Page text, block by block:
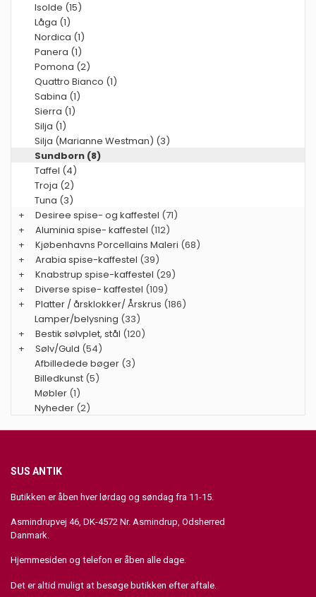
Isolde (15)
Låga (1)
Nordica (1)
Panera (1)
Pomona (2)
Quattro Bianco (1)
Sabina (1)
Sierra (1)
Silja (1)
Silja (Marianne Westman) (3)
Sundborn (8)
Taffel (4)
Troja (2)
Tuna (3)
+
Desiree spise- og kaffestel (71)
+
Aluminia spise- kaffestel (112)
+
Kjøbenhavns Porcellains Maleri (68)
+
Arabia spise-kaffestel (39)
+
Knabstrup spise-kaffestel (29)
+
Diverse spise- kaffestel (109)
+
Platter / årsklokker/ Årskrus (186)
Lamper/belysning (33)
+
Bestik sølvplet, stål (120)
+
Sølv/Guld (54)
Afbilledede bøger (3)
Billedkunst (5)
Møbler (1)
Nyheder (2)
SUS ANTIK
Butikken er åben hver lørdag og søndag fra 11-15.
Asmindrupvej 46, DK-4572 Nr. Asmindrup, Odsherred
Danmark.
Hjemmesiden og telefon er åben alle dage.
Det er altid muligt at besøge butikken efter aftale.